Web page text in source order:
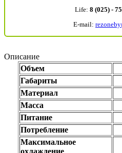
Life: 8 (025) -
E-mail:
Описание
Объем
Габариты
Материал
Масса
Питание
Потребление
Максимальное
охлаждение